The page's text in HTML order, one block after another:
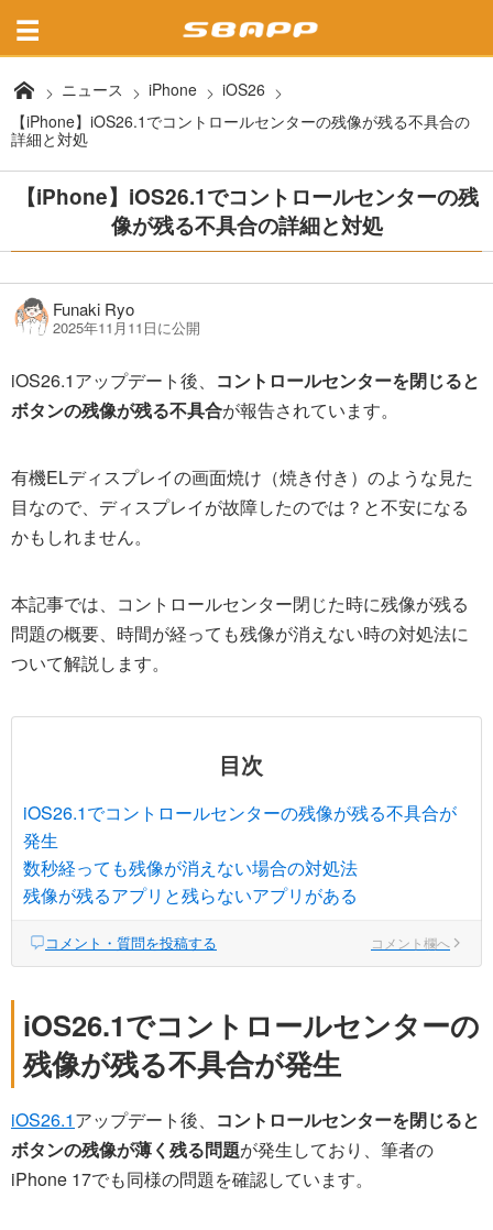
ニュース iPhone
iOS26
【iPhone】iOS26.1でコントロールセンターの残像が残る不具合の
詳細と対処
【iPhone】iOS26.1でコントロールセンターの残
像が残る不具合の詳細と対処
Funaki Ryo
2025年11月11日に公開
iOS26.1アップデート後、 コントロールセンターを閉じると
ボタンの残像が残る不具合が報告されています。
有機ELディスプレイの画面焼け（焼き付き）のような見た
目なので、ディスプレイが故障したのでは？と不安になる
かもしれません。
本記事では、コントロールセンター閉じた時に残像が残る
問題の概要、時間が経っても残像が消えない時の対処法に
ついて解説します。
目次
iOS26.1でコントロールセンターの残像が残る不具合が
発生
数秒経っても残像が消えない場合の対処法
残像が残るアプリと残らないアプリがある
コメント・質問を投稿する コメント欄へ
iOS26.1でコントロールセンターの
残像が残る不具合が発生
iOS26.1アップデート後、 コントロールセンターを閉じると
ボタンの残像が薄く残る問題が発生しており、筆者の
iPhone 17でも同様の問題を確認しています。